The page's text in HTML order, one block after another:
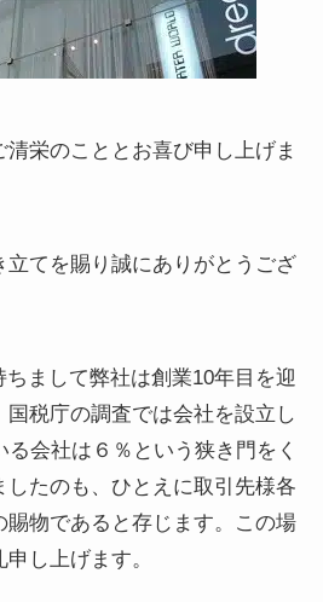
栄のこととお喜び申し上げま
立てを賜り誠にありがとうござ
まして弊社は創業10年目を迎
国税庁の調査では会社を設立し
会社は６％という狭き門をく
したのも、ひとえに取引先様各
物であると存じます。この場
し上げます。